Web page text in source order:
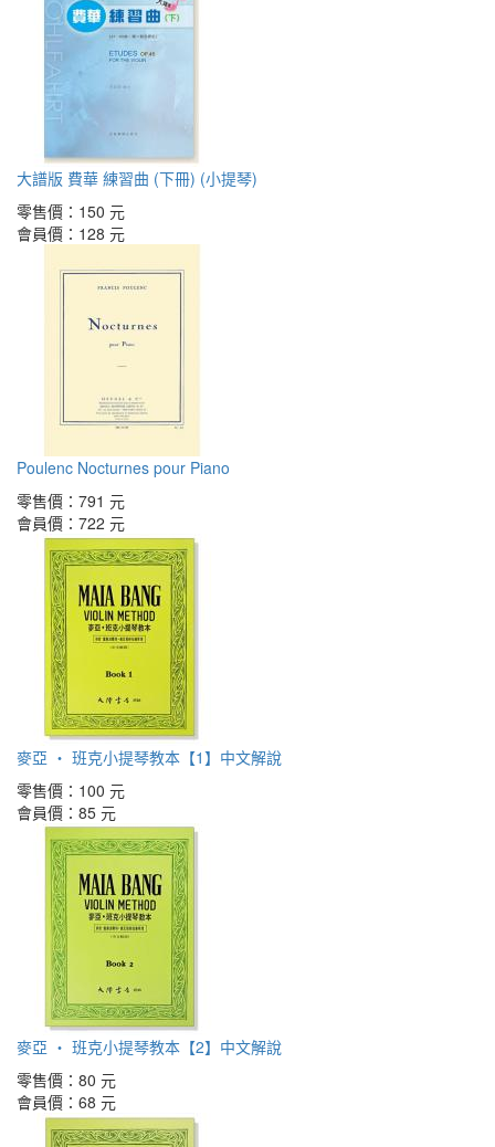
大譜版 費華 練習曲 (下冊) (小提琴)
零售價： 150 元
會員價： 128 元
Poulenc Nocturnes pour Piano
零售價： 791 元
會員價： 722 元
麥亞 ‧ 班克小提琴教本【1】中文解說
零售價： 100 元
會員價： 85 元
麥亞 ‧ 班克小提琴教本【2】中文解說
零售價： 80 元
會員價： 68 元